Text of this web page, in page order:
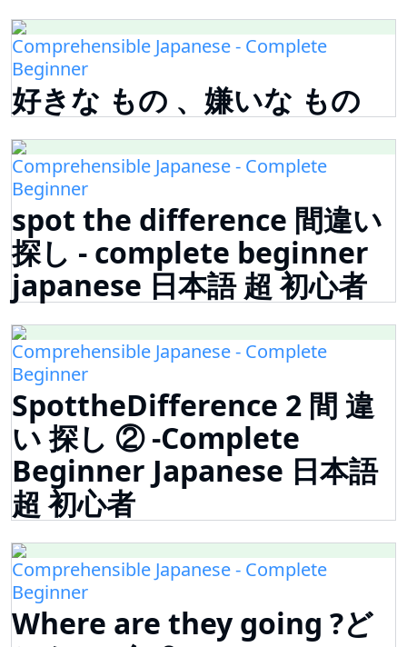
Comprehensible Japanese - Complete
Beginner
好きな もの 、嫌いな もの
Comprehensible Japanese - Complete
Beginner
spot the difference 間違い
探し - complete beginner
japanese 日本語 超 初心者
Comprehensible Japanese - Complete
Beginner
SpottheDifference 2 間 違
い 探し ② -Complete
Beginner Japanese 日本語
超 初心者
Comprehensible Japanese - Complete
Beginner
Where are they going ?ど